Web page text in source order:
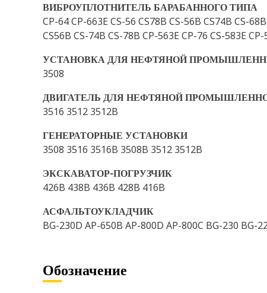
ВИБРОУПЛОТНИТЕЛЬ БАРАБАННОГО ТИПА
CP-64 CP-663E CS-56 CS78B CS-56B CS74B CS-
CS56B CS-74B CS-78B CP-563E CP-76 CS-583E
УСТАНОВКА ДЛЯ НЕФТЯНОЙ
3508
ДВИГАТЕЛЬ ДЛЯ НЕФТЯНОЙ
3516 3512 3512B
ГЕНЕРАТОРНЫЕ УСТАНОВКИ
3508 3516 3516B 3508B 3512 3512B
ЭКСКАВАТОР-ПОГРУЗЧИК
426B 438B 436B 428B 416B
АСФАЛЬТОУКЛАДЧИК
BG-230D AP-650B AP-800D AP-800C BG-230 BG-
Обозначение